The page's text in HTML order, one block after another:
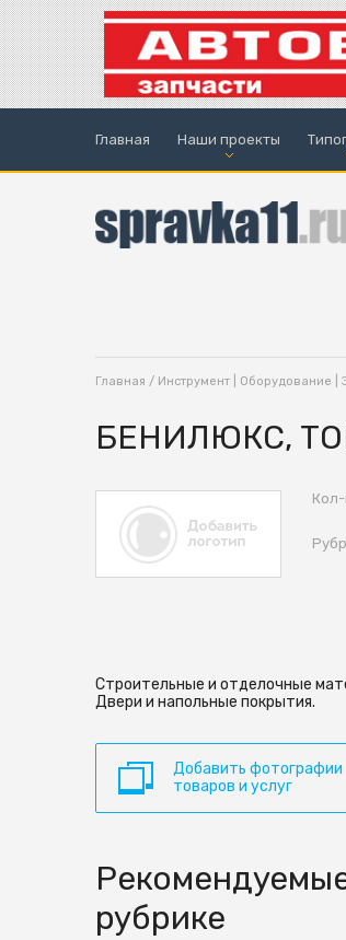
Главная Наши проекты
Главная / Инструмент | Оборудование |
БЕНИЛЮКС,
Строительные и отделочные
Двери и напольные покрытия.
Добавить фотографии
товаров и услуг
рубрике